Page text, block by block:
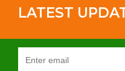
LATEST